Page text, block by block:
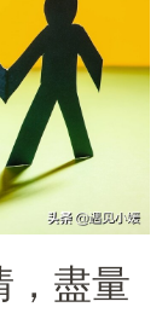
，盡量